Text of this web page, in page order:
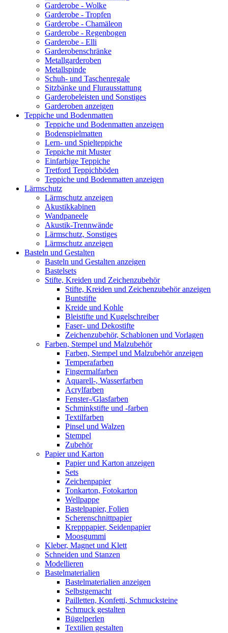
Garderobe - Wolke
Garderobe - Tropfen
Garderobe - Chamäleon
Garderobe - Regenbogen
Garderobe - Elli
Garderobenschränke
Metallgarderoben
Metallspinde
Schuh- und Taschenregale
Sitzbänke und Flurausstattung
Garderobeleisten und Sonstiges
Garderoben anzeigen
Teppiche und Bodenmatten
Teppiche und Bodenmatten anzeigen
Bodenspielmatten
Lern- und Spielteppiche
Teppiche mit Muster
Einfarbige Teppiche
Tretford Teppichböden
Teppiche und Bodenmatten anzeigen
Lärmschutz
Lärmschutz anzeigen
Akustikkabinen
Wandpaneele
Akustik-Trennwände
Lärmschutz, Sonstiges
Lärmschutz anzeigen
Basteln und Gestalten
Basteln und Gestalten anzeigen
Bastelsets
Stifte, Kreiden und Zeichenzubehör
Stifte, Kreiden und Zeichenzubehör anzeigen
Buntstifte
Kreide und Kohle
Bleistifte und Kugelschreiber
Faser- und Dekostifte
Zeichenzubehör, Schablonen und Vorlagen
Farben, Stempel und Malzubehör
Farben, Stempel und Malzubehör anzeigen
Temperafarben
Fingermalfarben
Aquarell-, Wasserfarben
Acrylfarben
Fenster-/Glasfarben
Schminkstifte und -farben
Textilfarben
Pinsel und Walzen
Stempel
Zubehör
Papier und Karton
Papier und Karton anzeigen
Sets
Zeichenpapier
Tonkarton, Fotokarton
Wellpappe
Bastelpapier, Folien
Scherenschnittpapier
Krepppapier, Seidenpapier
Moosgummi
Kleber, Magnet und Klett
Schneiden und Stanzen
Modellieren
Bastelmaterialien
Bastelmaterialien anzeigen
Selbstgemacht
Pailletten, Konfetti, Schmucksteine
Schmuck gestalten
Bügelperlen
Textilien gestalten